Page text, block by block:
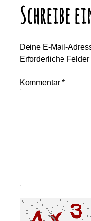
Schreibe
Deine E-Mail-
Erforderliche
Kommentar*